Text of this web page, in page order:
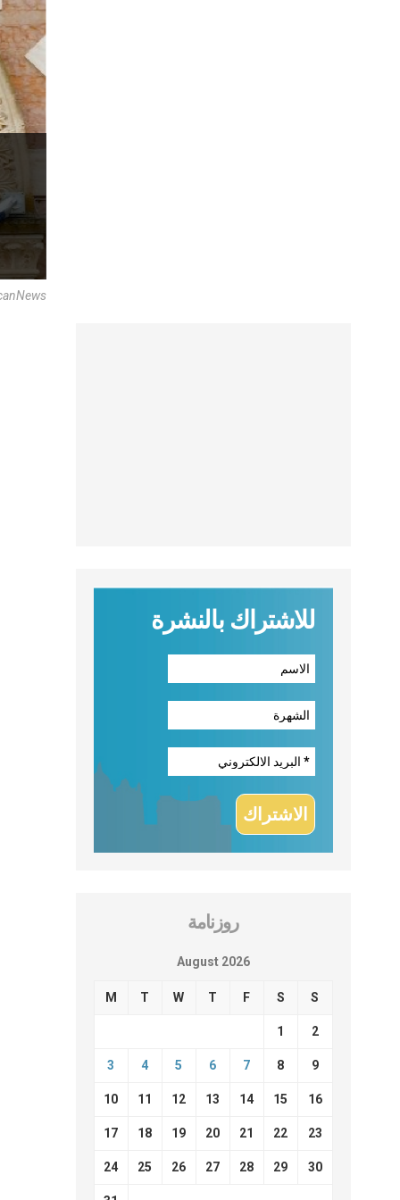
للاشتراك بالنشرة
روزنامة
August 2026
M T W T F S S
1 2
3 4 5 6 7 8 9
10 11 12 13 14 15 16
17 18 19 20 21 22 23
24 25 26 27 28 29 30